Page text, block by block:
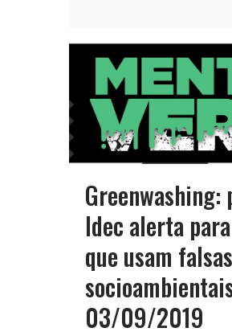
Greenwashing:
Idec alerta
que usam
03/09/2019